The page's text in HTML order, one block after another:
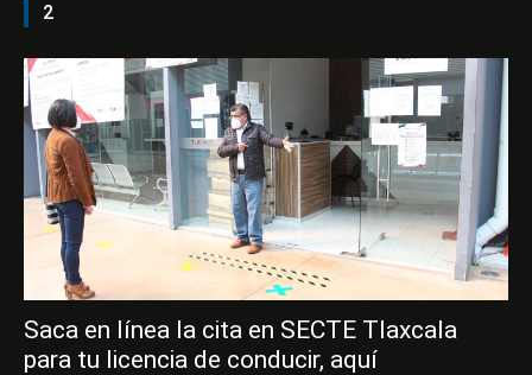
2
Saca en línea la cita en SECTE Tlaxcala
para tu licencia de conducir, aquí